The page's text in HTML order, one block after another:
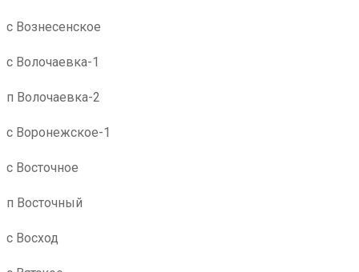
с Вознесенское
с Волочаевка-1
п Волочаевка-2
с Воронежское-1
с Восточное
п Восточный
с Восход